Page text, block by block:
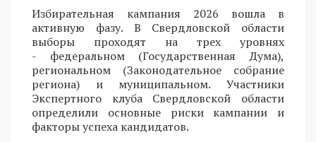
Избирательная кампания 2026 вошла в
активную фазу. В Свердловской области
выборы проходят на трех уровнях
- федеральном (Государственная Дума),
региональном (Законодательное собрание
региона) и муниципальном. Участники
Экспертного клуба Свердловской области
определили основные риски кампании и
факторы успеха кандидатов.